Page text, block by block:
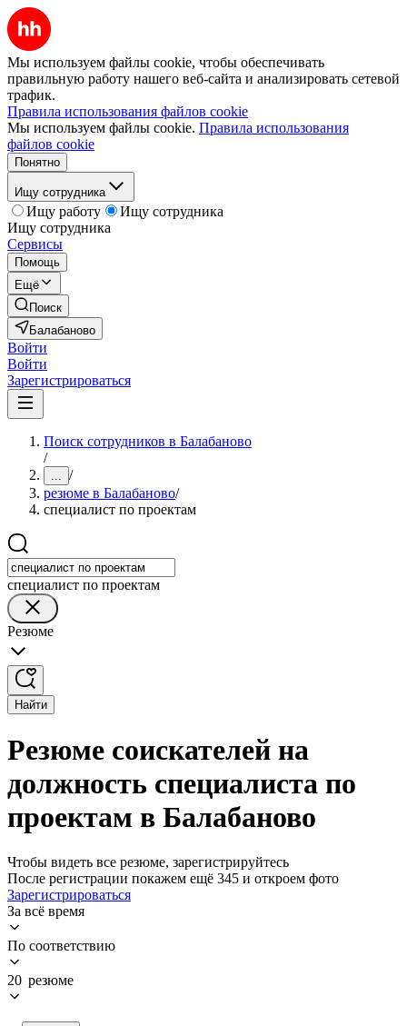
Мы используем файлы cookie, чтобы обеспечивать
правильную работу нашего веб-сайта и анализировать сетевой
трафик.
Правила использования файлов cookie
Мы используем файлы cookie. Правила использования
файлов cookie
Понятно
Ищу сотрудника
Ищу работу
Ищу сотрудника
Ищу сотрудника
Сервисы
Помощь
Ещё
Поиск
Балабаново
Войти
Войти
Зарегистрироваться
Поиск сотрудников в Балабаново
/
... /
резюме в Балабаново/
специалист по проектам
специалист по проектам
Резюме
Найти
Резюме соискателей на
должность специалиста по
проектам в Балабаново
Чтобы видеть все резюме, зарегистрируйтесь
После регистрации покажем ещё 345 и откроем фото
Зарегистрироваться
За всё время
По соответствию
20 резюме